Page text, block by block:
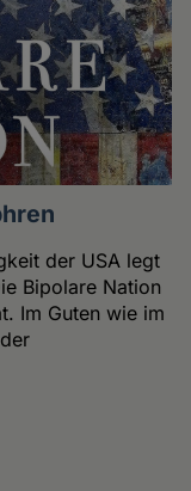
der USA legt
Bipolare Nation
Im Guten wie im